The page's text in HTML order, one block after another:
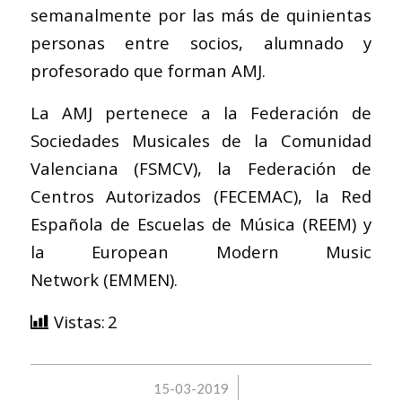
semanalmente por las más de quinientas
personas entre socios, alumnado y
profesorado que forman AMJ.
La AMJ pertenece a la Federación de
Sociedades Musicales de la Comunidad
Valenciana (FSMCV), la Federación de
Centros Autorizados (FECEMAC), la Red
Española de Escuelas de Música (REEM) y
la European Modern Music
Network(EMMEN).
Vistas: 2
15-03-2019
/